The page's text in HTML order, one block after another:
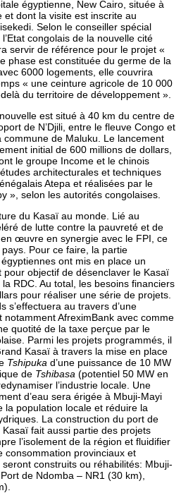
égyptienne, New Cairo, située à
et dont la visite est inscrite au
Selon le conseiller spécial
congolais de la nouvelle cité
servir de référence pour le projet «
phase est constituée du germe de la
6000 logements, elle couvrira
« une ceinture agricole de 10 000
du territoire de développement ».
est situé à 40 km du centre de
de N’Djili, entre le fleuve Congo et
commune de Maluku. Le lancement
initial de 600 millions de dollars,
le groupe Income et le chinois
architecturales et techniques
Atepa et réalisées par le
», selon les autorités congolaises.
du Kasaï au monde. Lié au
de lutte contre la pauvreté et de
œuvre en synergie avec le FPI, ce
Pour ce faire, la partie
ont mis en place un
objectif de désenclaver le Kasaï
RDC. Au total, les besoins financiers
pour réaliser une série de projets.
s’effectuera au travers d’une
AfreximBank avec comme
quotité de la taxe perçue par le
Parmi les projets programmés, il
Kasaï à travers la mise en place
Tshipuka d’une puissance de 10 MW
de Tshibasa (potentiel 50 MW en
l’industrie locale. Une
d’eau sera érigée à Mbuji-Mayi
la population locale et réduire la
La construction du port de
fait aussi partie des projets
l’isolement de la région et fluidifier
consommation provinciaux et
construits ou réhabilités: Mbuji-
de Ndomba – NR1 (30 km),